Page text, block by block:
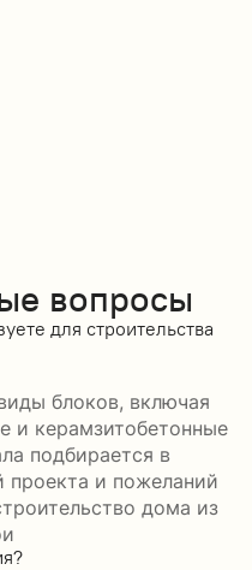
вопросы
для строительства
блоков, включая
и керамзитобетонные
подбирается в
проекта и пожеланий
дома из